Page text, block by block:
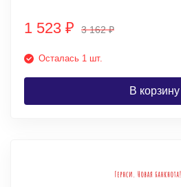
1 523 ₽ 3 162₽
Осталась 1 шт.
В корзину